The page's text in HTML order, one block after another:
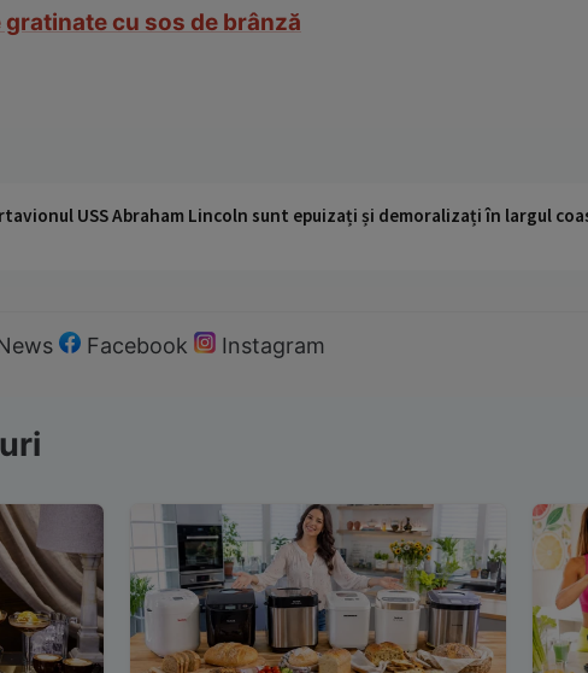
cu sos de brânză
USS Abraham Lincoln sunt epuizați și demoralizați în largul
Facebook Instagram